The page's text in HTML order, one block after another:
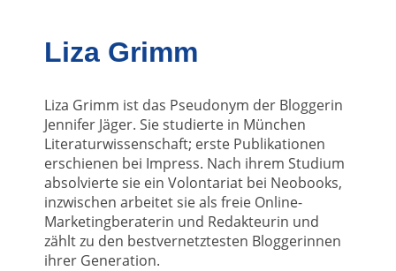
Liza Grimm
Liza Grimm ist das Pseudonym der Bloggerin
Jennifer Jäger. Sie studierte in München
Literaturwissenschaft; erste Publikationen
erschienen bei Impress. Nach ihrem Studium
absolvierte sie ein Volontariat bei Neobooks,
inzwischen arbeitet sie als freie Online-
Marketingberaterin und Redakteurin und
zählt zu den bestvernetztesten Bloggerinnen
ihrer Generation.